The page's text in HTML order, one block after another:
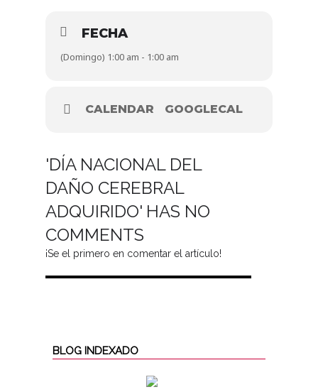
FECHA
(Domingo) 1:00 am - 1:00 am
CALENDAR GOOGLECAL
'DÍA NACIONAL DEL
DAÑO CEREBRAL
ADQUIRIDO' HAS NO
COMMENTS
¡Se el primero en comentar el artículo!
BLOG INDEXADO